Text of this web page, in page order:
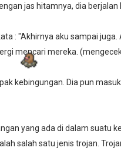
jas hitamnya, dia berjalan
: "Akhirnya aku sampai
mencari mereka.
kebingungan. Dia pun
yang ada di dalam suatu
salah satu jenis trojan.